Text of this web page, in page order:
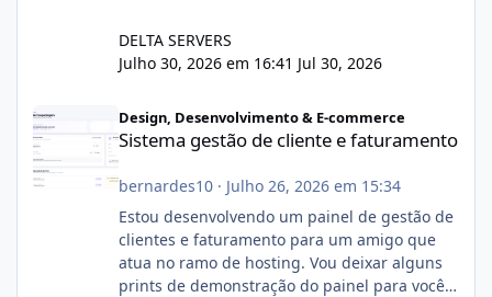
DELTA SERVERS
Julho 30, 2026 em 16:41 Jul 30, 2026
Design, Desenvolvimento & E-commerce
Sistema gestão de cliente e faturamento
bernardes10· Julho 26, 2026 em 15:34
Estou desenvolvendo um painel de gestão de
clientes e faturamento para um amigo que
atua no ramo de hosting. Vou deixar alguns
prints de demonstração do painel para vocês